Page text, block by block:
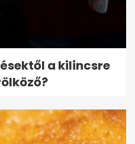
a kilincsre